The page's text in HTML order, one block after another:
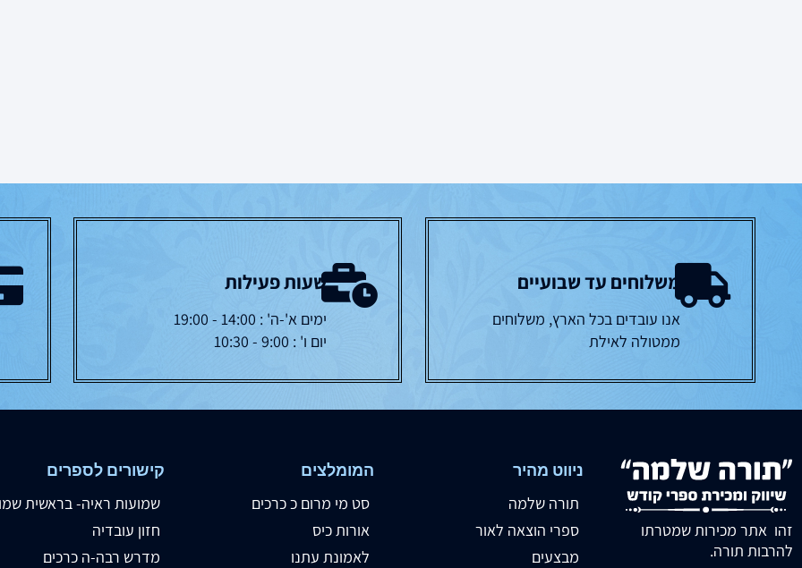
משלוחים עד שבועיים
אנו עובדים בכל הארץ, משלוחים
ממטולה לאילת
שעות פעילות
ימים א'-ה' : 14:00 - 19:00
יום ו' : 9:00 - 10:30
זהו אתר מכירות שמטרתו
להרבות תורה.
ניווט מהיר
תורה שלמה
ספרי הוצאה לאור
מבצעים
המומלצים
סט מי מרום כ כרכים
אורות כיס
לאמונת עתנו
קישורים לספרים
שמועות ראיה- בראשית
חזון עובדיה
מדרש רבה-ה כרכים